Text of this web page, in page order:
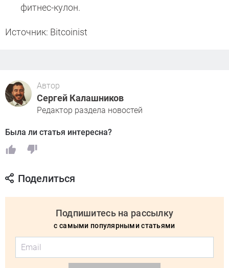
фитнес-кулон.
Источник: Bitcoinist
Автор
Сергей Калашников
Редактор раздела новостей
Была ли статья интересна?
Поделиться
Подпишитесь на рассылку
с самыми популярными статьями